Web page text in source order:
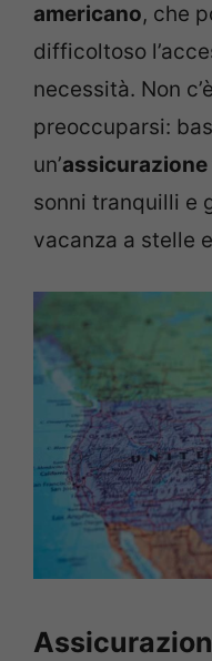
americano, che
difficoltoso
necessità. Non
preoccuparsi:
un’assicurazione
sonni tranquilli e
vacanza a stelle